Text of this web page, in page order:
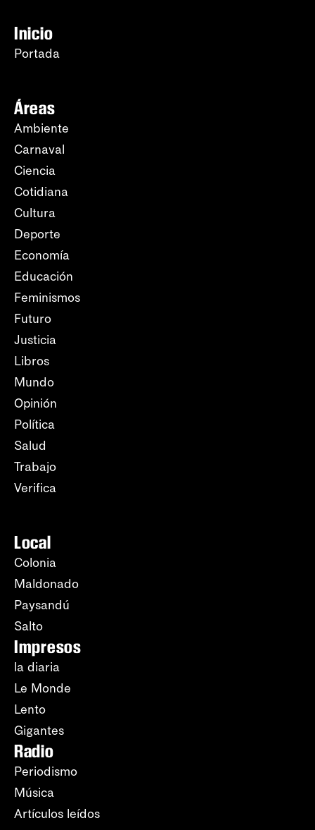
Inicio
Portada
Áreas
Ambiente
Carnaval
Ciencia
Cotidiana
Cultura
Deporte
Economía
Educación
Feminismos
Futuro
Justicia
Libros
Mundo
Opinión
Política
Salud
Trabajo
Verifica
Local
Colonia
Maldonado
Paysandú
Salto
Impresos
la diaria
Le Monde
Lento
Gigantes
Radio
Periodismo
Música
Artículos leídos